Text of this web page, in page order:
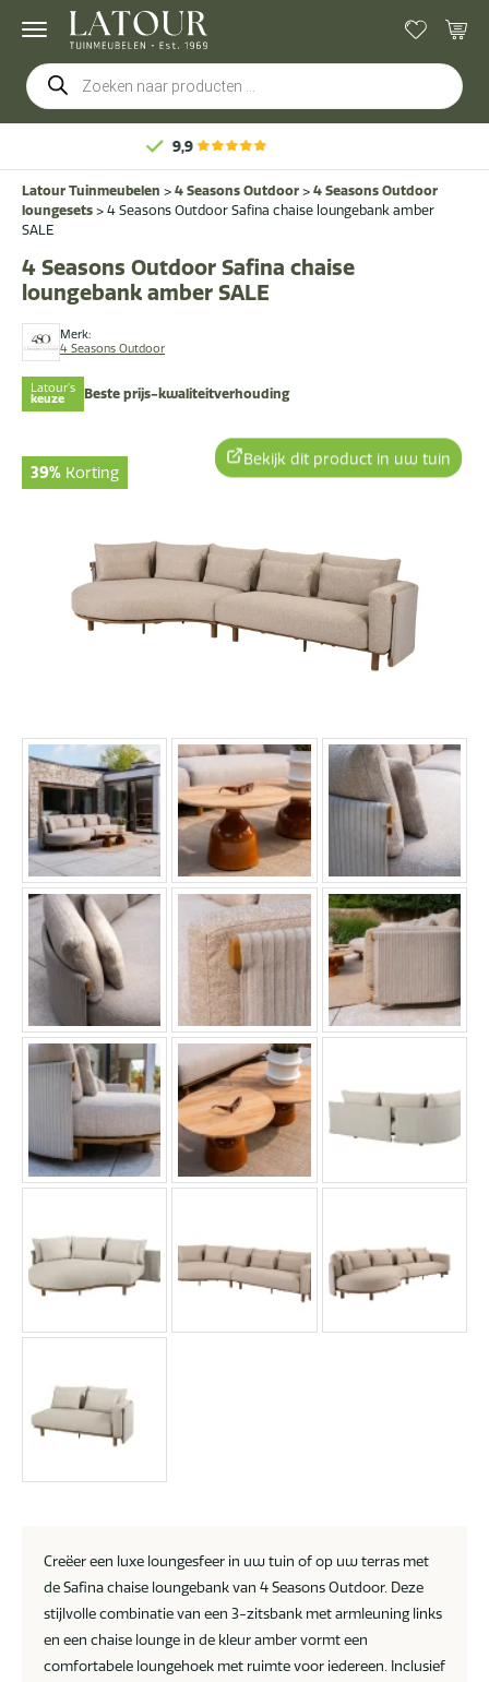
Producten
zoeken
Latour Tuinmeubelen > 4 Seasons Outdoor > 4 Seasons Outdoor
loungesets > 4 Seasons Outdoor Safina chaise loungebank amber
SALE
Merk:
4 Seasons Outdoor
4 Seasons Outdoor Safina chaise
loungebank amber SALE
Latour's
keuze Beste prijs-kwaliteitverhouding
39% Korting
Bekijk dit product in uw tuin
Creëer een luxe loungesfeer in uw tuin of op uw terras met
de Safina chaise loungebank van 4 Seasons Outdoor. Deze
stijlvolle combinatie van een 3-zitsbank met armleuning links
en een chaise lounge in de kleur amber vormt een
comfortabele loungehoek met ruimte voor iedereen. Inclusief